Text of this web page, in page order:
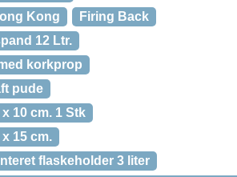
Kong
Firing Back
12 Ltr.
korkprop
pude
10 cm. 1 Stk
15 cm.
flaskeholder 3 liter